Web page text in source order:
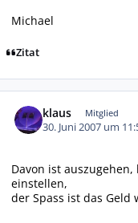
Michael
Zitat
klaus Mitglied
30. Juni 2007 um
Davon ist
einstellen,
der Spass ist das Geld